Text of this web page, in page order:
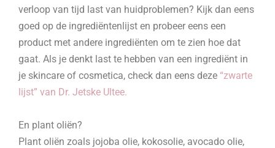
verloop van tijd last van huidproblemen? Kijk dan eens
goed op de ingrediëntenlijst en probeer eens een
product met andere ingrediënten om te zien hoe dat
gaat. Als je denkt last te hebben van een ingrediënt in
je skincare of cosmetica, check dan eens deze “zwarte
lijst” van Dr. Jetske Ultee.
En plant oliën?
Plant oliën zoals jojoba olie, kokosolie, avocado olie,